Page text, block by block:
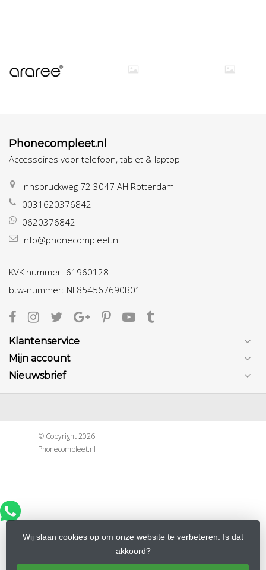
Phonecompleet.nl
Accessoires voor telefoon, tablet & laptop
Innsbruckweg 72 3047 AH Rotterdam
0031620376842
0620376842
info@phonecompleet.nl
KVK nummer: 61960128
btw-nummer: NL854567690B01
Klantenservice
Mijn account
Nieuwsbrief
Wij slaan cookies op om onze website te verbeteren. Is dat
akkoord?
© Copyright 2026
Phonecompleet.nl